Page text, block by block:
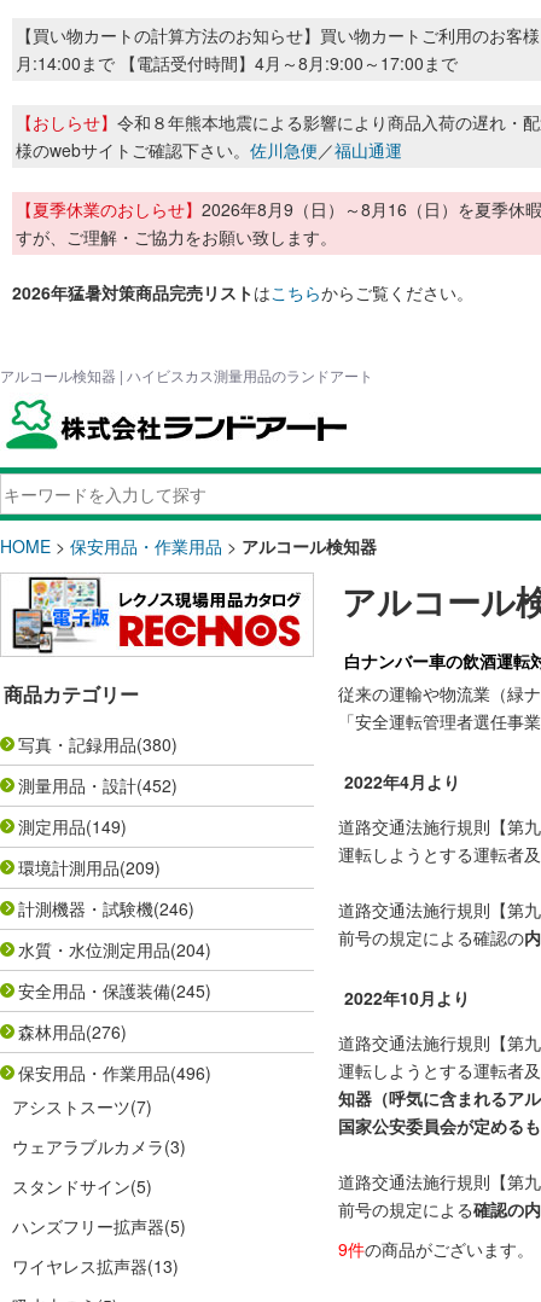
【買い物カートの計算方法のお知らせ】買い物カートご利用のお客
月:14:00まで 【電話受付時間】4月～8月:9:00～17:00まで
【おしらせ】 令和８年熊本地震による影響により商品入荷の遅れ・
様のwebサイトご確認下さい。 佐川急便／福山通運
【夏季休業のおしらせ】 2026年8月9（日）～8月16（日）を夏季休
すが、ご理解・ご協力をお願い致します。
2026年猛暑対策商品完売リストはこちらからご覧ください。
アルコール検知器 | ハイビスカス測量用品のランドアート
HOME > 保安用品・作業用品 > アルコール検知器
商品カテゴリー
写真・記録用品(380)
測量用品・設計(452)
測定用品(149)
環境計測用品(209)
計測機器・試験機(246)
水質・水位測定用品(204)
安全用品・保護装備(245)
森林用品(276)
保安用品・作業用品(496)
アシストスーツ(7)
ウェアラブルカメラ(3)
スタンドサイン(5)
ハンズフリー拡声器(5)
ワイヤレス拡声器(13)
アルコール
白ナンバー車の飲酒運転
従来の運輸や物流業（緑
「安全運転管理者選任事
2022年4月より
道路交通法施行規則【第
運転しようとする運転者
道路交通法施行規則【第
前号の規定による確認の
2022年10月より
道路交通法施行規則【第
運転しようとする運転者
知器（呼気に含まれるア
国家公安委員会が定める
道路交通法施行規則【第
前号の規定による確認の
9件の商品がございます。